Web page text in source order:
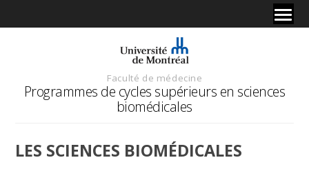
Faculté de médecine
Programmes de cycles supérieurs en sciences
biomédicales
LES SCIENCES BIOMÉDICALES